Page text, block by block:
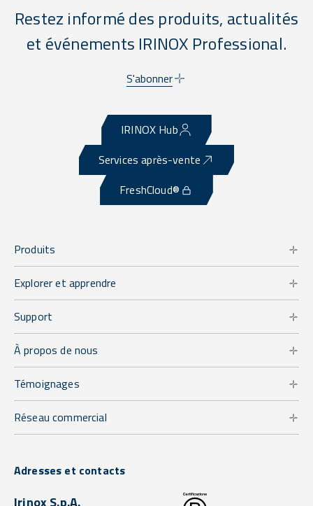
Restez informé des produits, actualités
et événements IRINOX Professional.
S'abonner
IRINOX Hub
Services après-vente
FreshCloud®
Produits
Explorer et apprendre
Support
À propos de nous
Témoignages
Réseau commercial
Adresses et contacts
Irinox S.p.A.